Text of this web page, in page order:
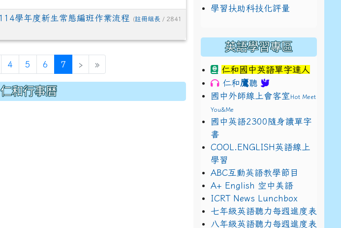
學年度新生常態編班作業流程 (註冊組長 / 2841
4 5 6 7 (current)
› »
和行事曆
file/ view?usp=sharing
學習扶助科技化評量
英語學習專區
仁和國中英語單字達人
仁和鷹聽
國中外師線上會客室Hot Meet
You&Me
國中英語2300隨身讀單字
書
COOL.ENGLISH英語線上
學習
ABC互動英語教學節目
A+ English 空中美語
ICRT News Lunchbox
七年級英語聽力每週進度表
八年級英語聽力每週進度表